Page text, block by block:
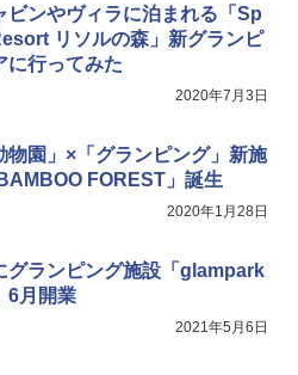
談社現代新書)
様) PATC-150B(EB)
3人用 キャンプ アウトドア フェス
パクト 簡単設営 カンガルーテント
ンプ ソロテント
ーポンプ SUP用 20PSI 電動ポンプ
ト 空気入れ 空気抜き 自動停止 過熱
ビンやヴィラに泊まれる「Sp
リソルの森」新グランピ
に行ってみた
2020年7月3日
物園」×「グランピング」新施
FOREST」誕生
2020年1月28日
グランピング施設「glampark
6月開業
2021年5月6日